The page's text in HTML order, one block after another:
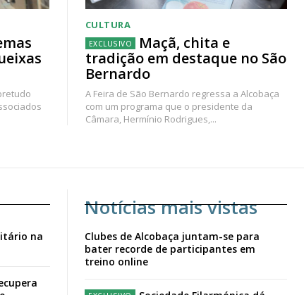
CULTURA
Maçã, chita e
tradição em destaque no São
Bernardo
A Feira de São Bernardo regressa a Alcobaça
com um programa que o presidente da
Câmara, Hermínio Rodrigues,...
na
Notícias mais vistas
Clubes de Alcobaça juntam-se para
bater recorde de participantes em
treino online